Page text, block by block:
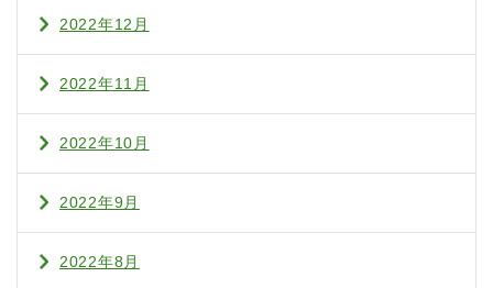
2022年12月
2022年11月
2022年10月
2022年9月
2022年8月